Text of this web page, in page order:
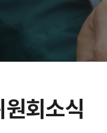
원회소식